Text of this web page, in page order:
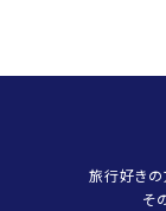
旅行好きの
そ